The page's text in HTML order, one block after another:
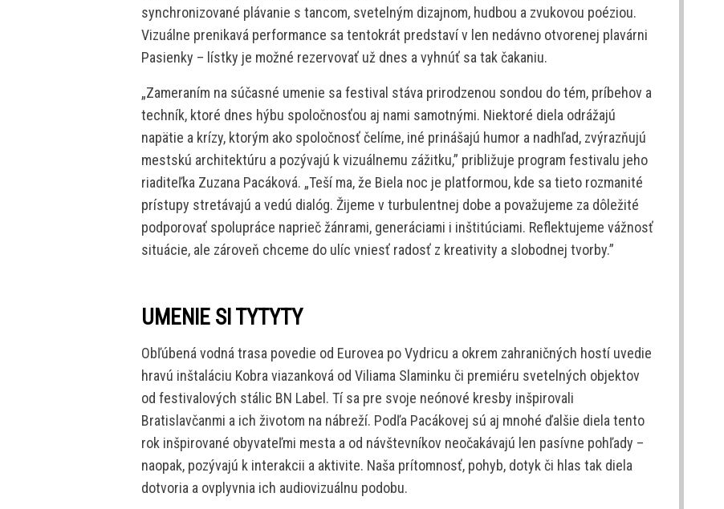
synchronizované plávanie s tancom, svetelným dizajnom, hudbou a zvukovou poéziou.
Vizuálne prenikavá performance sa tentokrát predstaví v len nedávno otvorenej plavárni
Pasienky – lístky je možné rezervovať už dnes a vyhnúť sa tak čakaniu.
„Zameraním na súčasné umenie sa festival stáva prirodzenou sondou do tém, príbehov a
techník, ktoré dnes hýbu spoločnosťou aj nami samotnými. Niektoré diela odrážajú
napätie a krízy, ktorým ako spoločnosť čelíme, iné prinášajú humor a nadhľad, zvýrazňujú
mestskú architektúru a pozývajú k vizuálnemu zážitku,” približuje program festivalu jeho
riaditeľka Zuzana Pacáková. „Teší ma, že Biela noc je platformou, kde sa tieto rozmanité
prístupy stretávajú a vedú dialóg. Žijeme v turbulentnej dobe a považujeme za dôležité
podporovať spolupráce naprieč žánrami, generáciami i inštitúciami. Reflektujeme vážnosť
situácie, ale zároveň chceme do ulíc vniesť radosť z kreativity a slobodnej tvorby.”
UMENIE SI TYTYTY
Obľúbená vodná trasa povedie od Eurovea po Vydricu a okrem zahraničných hostí uvedie
hravú inštaláciu Kobra viazanková od Viliama Slaminku či premiéru svetelných objektov
od festivalových stálic BN Label. Tí sa pre svoje neónové kresby inšpirovali
Bratislavčanmi a ich životom na nábreží. Podľa Pacákovej sú aj mnohé ďalšie diela tento
rok inšpirované obyvateľmi mesta a od návštevníkov neočakávajú len pasívne pohľady –
naopak, pozývajú k interakcii a aktivite. Naša prítomnosť, pohyb, dotyk či hlas tak diela
dotvoria a ovplyvnia ich audiovizuálnu podobu.